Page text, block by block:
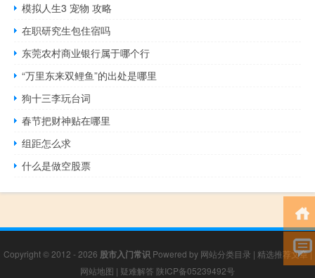
模拟人生3 宠物 攻略
在职研究生包住宿吗
东莞农村商业银行属于哪个行
“万里东来双鲤鱼”的出处是哪里
狗十三李玩台词
春节把财神贴在哪里
组距怎么求
什么是做空股票
Copyright © 2012 - 2026 股市入门常识Powered by 网站分类目录 | 精选推荐文章|
网站地图 | 疑难解答 陕ICP备05239492号